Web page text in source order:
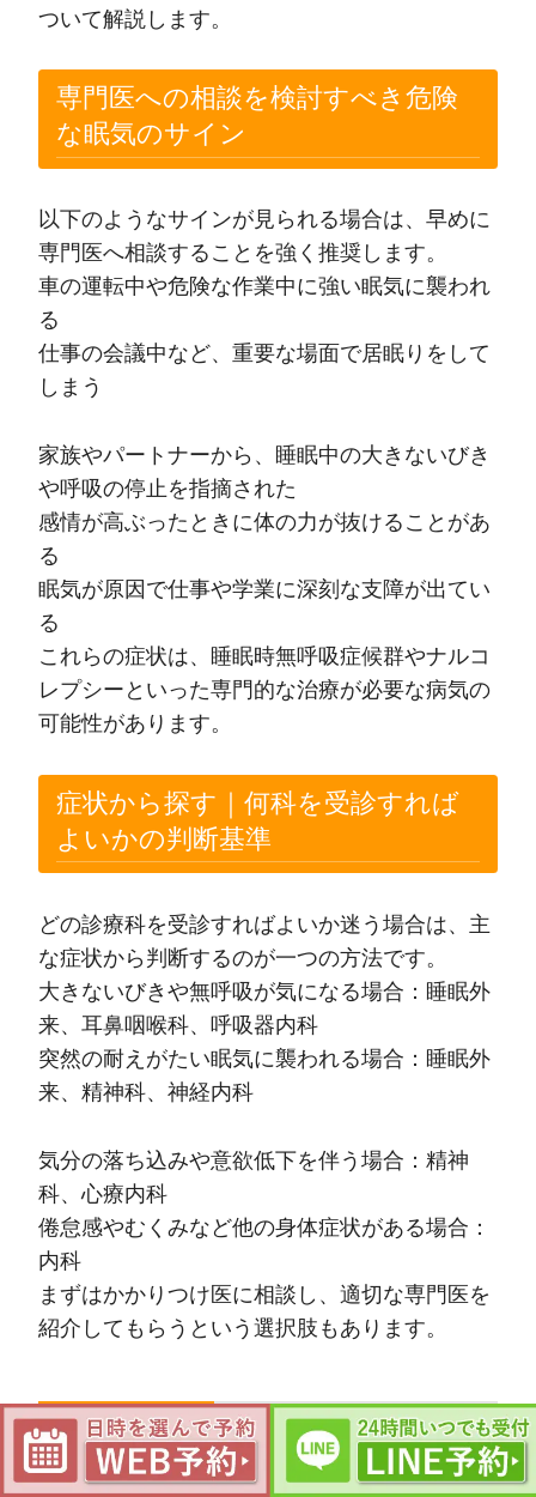
ついて解説します。
専門医への相談を検討すべき危険
な眠気のサイン
以下のようなサインが見られる場合は、早めに
専門医へ相談することを強く推奨します。
車の運転中や危険な作業中に強い眠気に襲われ
る
仕事の会議中など、重要な場面で居眠りをして
しまう
家族やパートナーから、睡眠中の大きないびき
や呼吸の停止を指摘された
感情が高ぶったときに体の力が抜けることがあ
る
眠気が原因で仕事や学業に深刻な支障が出てい
る
これらの症状は、睡眠時無呼吸症候群やナルコ
レプシーといった専門的な治療が必要な病気の
可能性があります。
症状から探す｜何科を受診すれば
よいかの判断基準
どの診療科を受診すればよいか迷う場合は、主
な症状から判断するのが一つの方法です。
大きないびきや無呼吸が気になる場合：睡眠外
来、耳鼻咽喉科、呼吸器内科
突然の耐えがたい眠気に襲われる場合：睡眠外
来、精神科、神経内科
気分の落ち込みや意欲低下を伴う場合：精神
科、心療内科
倦怠感やむくみなど他の身体症状がある場合：
内科
まずはかかりつけ医に相談し、適切な専門医を
紹介してもらうという選択肢もあります。
寝ても眠い日中の眠気に関